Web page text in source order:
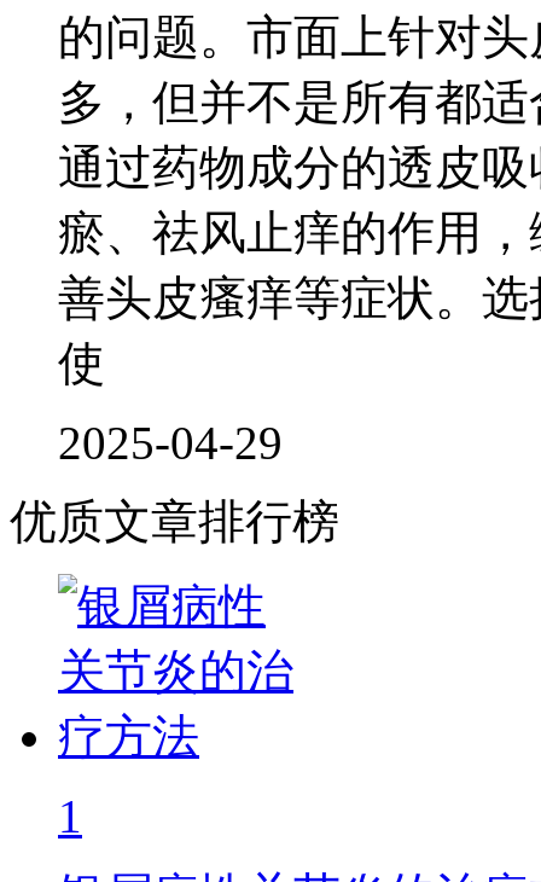
的问题。市面上针对
多，但并不是所有都
通过药物成分的透皮
瘀、祛风止痒的作用
善头皮瘙痒等症状。
使
2025-04-29
优质文章排行榜
1